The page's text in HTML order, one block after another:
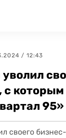
/ 12:43
с
95»
своего